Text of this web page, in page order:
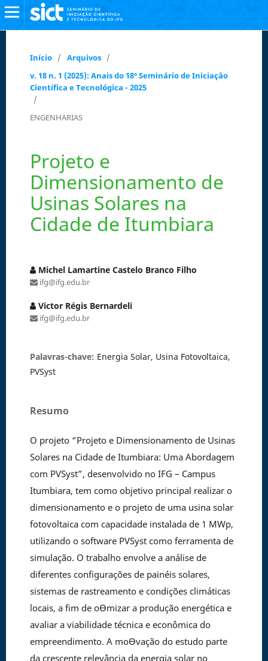
Início / Arquivos /
v. 18 n. 1 (2025): Anais do 18º Seminário de Iniciação
Científica e Tecnológica - 2025
/
ENGENHARIAS
Projeto e
Dimensionamento de
Usinas Solares na
Cidade de Itumbiara
Michel Lamartine Castelo Branco Filho
ifg@ifg.edu.br
Victor Régis Bernardeli
ifg@ifg.edu.br
Palavras-chave: Energia Solar, Usina Fotovoltaica,
PVSyst
Resumo
O projeto “Projeto e Dimensionamento de Usinas
Solares na Cidade de Itumbiara: Uma Abordagem
com PVSyst”, desenvolvido no IFG – Campus
Itumbiara, tem como objetivo principal realizar o
dimensionamento e o projeto de uma usina solar
fotovoltaica com capacidade instalada de 1 MWp,
utilizando o software PVSyst como ferramenta de
simulação. O trabalho envolve a análise de
diferentes configurações de painéis solares,
sistemas de rastreamento e condições climáticas
locais, a fim de oƟmizar a produção energética e
avaliar a viabilidade técnica e econômica do
empreendimento. A moƟvação do estudo parte
da crescente relevância da energia solar no